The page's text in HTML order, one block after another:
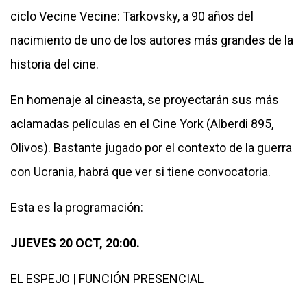
ciclo Vecine Vecine: Tarkovsky, a 90 años del
nacimiento de uno de los autores más grandes de la
historia del cine.
En homenaje al cineasta, se proyectarán sus más
aclamadas películas en el Cine York (Alberdi 895,
Olivos). Bastante jugado por el contexto de la guerra
con Ucrania, habrá que ver si tiene convocatoria.
Esta es la programación:
JUEVES 20 OCT, 20:00.
EL ESPEJO | FUNCIÓN PRESENCIAL